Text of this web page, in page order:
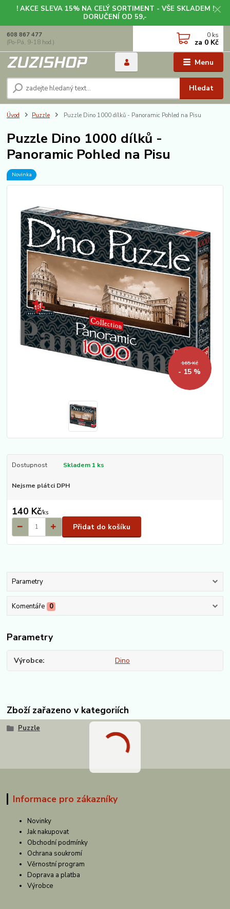
! AKCE SLEVA 15% NA CELÝ SORTIMENT - VŠE SKLADEM !
DORUČENÍ OD 59,-
Menu
Hledat
608 867 477
(Po-Pá, 9-18 hod.)
0 ks
za 0 Kč
Úvod Puzzle Puzzle Dino 1000 dílků - Panoramic Pohled na Pisu
Puzzle Dino 1000 dílků -
Panoramic Pohled na Pisu
Novinka
165 Kč
- 15 %
Dostupnost Skladem 1 ks
Nejsme plátci DPH
140 Kč/ks
Přidat do košíku
Parametry
Komentáře 0
Parametry
Výrobce Dino
Zboží zařazeno v kategoriích
Puzzle
Informace pro zákazníky
Novinky
Jak nakupovat
Obchodní podmínky
Ochrana soukromí
Věrnostní program
Doprava a platba
Výrobce